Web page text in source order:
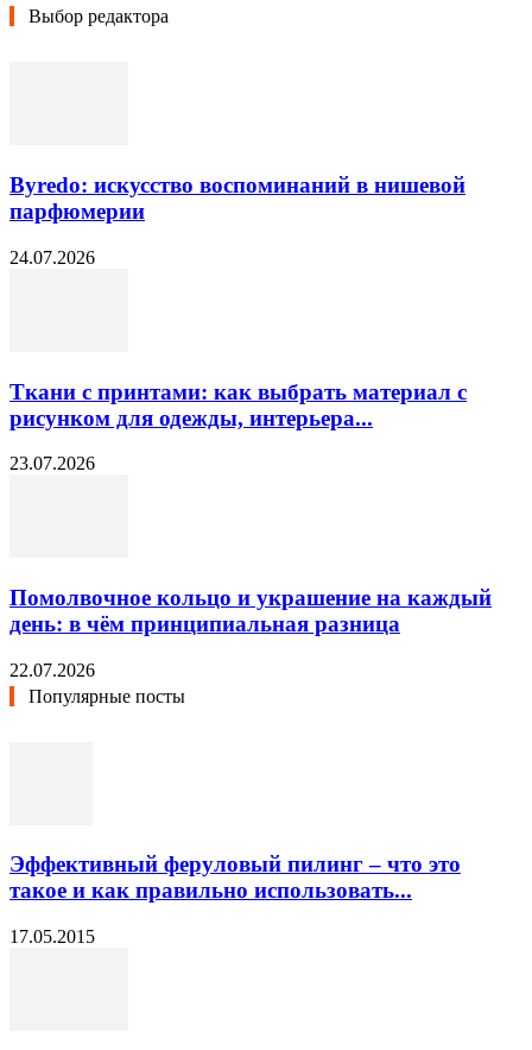
Выбор редактора
Byredo: искусство воспоминаний в нишевой
парфюмерии
24.07.2026
Ткани с принтами: как выбрать материал с
рисунком для одежды, интерьера...
23.07.2026
Помолвочное кольцо и украшение на каждый
день: в чём принципиальная разница
22.07.2026
Популярные посты
Эффективный феруловый пилинг – что это
такое и как правильно использовать...
17.05.2015